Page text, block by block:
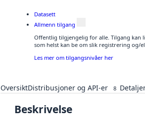
Datasett
Allmenn tilgang
Offentlig tilgjengelig for alle. Tilgang kan
som helst kan be om slik registrering og/
Les mer om tilgangsnivåer her
OversiktDistribusjoner og API-er 8
Beskrivelse